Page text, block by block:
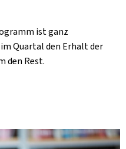
ist ganz
Quartal den Erhalt der
den Rest.